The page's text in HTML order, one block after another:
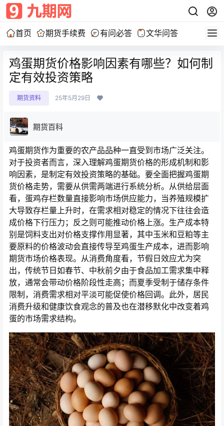
首页 期货手续费 有问必答 文华问答
鸡蛋期货价格影响因素有哪些？如何制
定有效投资策略
期货资料 25年5月29日
期货百科
鸡蛋期货作为重要的农产品品种一直受到市场广泛关注。
对于投资者而言，深入理解鸡蛋期货价格的形成机制和影
响因素，是制定有效投资策略的基础。要全面把握鸡蛋期
货价格走势，需要从供需两端进行系统分析。从供给层面
看，蛋鸡存栏数量直接影响市场供应能力，当养殖规模扩
大导致存栏量上升时，在需求相对稳定的情况下往往会造
成价格下行压力；反之则可能推动价格上涨。生产成本特
别是饲料支出对价格支撑作用显著，其中玉米和豆粕等主
要原料的价格波动会直接传导至鸡蛋生产成本，进而影响
期货市场价格表现。从消费角度看，节假日效应尤为突
出，传统节日如春节、中秋前夕由于食品加工需求集中释
放，通常会带动价格阶段性走高；而夏季受制于储存条件
限制，消费需求相对平淡可能促使价格回调。此外，居民
消费升级和健康饮食观念的普及也在潜移默化中改变着鸡
蛋的市场需求结构。